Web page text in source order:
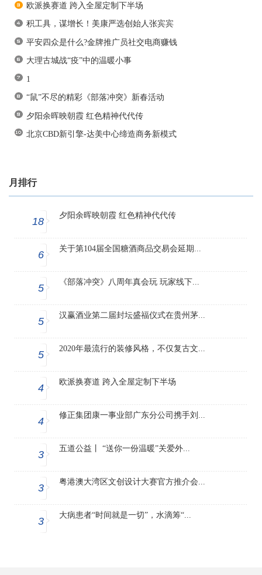
欧派换赛道 跨入全屋定制下半场
积工具，谋增长！美康严选创始人张宾宾
平安四众是什么?金牌推广员社交电商赚钱
大理古城战“疫”中的温暖小事
1
“鼠”不尽的精彩《部落冲突》新春活动
夕阳余晖映朝霞 红色精神代代传
北京CBD新引擎-达美中心缔造商务新模式
月排行
18
夕阳余晖映朝霞 红色精神代代传
6
关于第104届全国糖酒商品交易会延期...
5
《部落冲突》八周年真会玩 玩家线下...
5
汉赢酒业第二届封坛盛福仪式在贵州茅...
5
2020年最流行的装修风格，不仅复古文...
4
欧派换赛道 跨入全屋定制下半场
4
修正集团康一事业部广东分公司携手刘...
3
五道公益丨 “送你一份温暖”关爱外...
3
粤港澳大湾区文创设计大赛官方推介会...
3
大病患者“时间就是一切”，水滴筹“...